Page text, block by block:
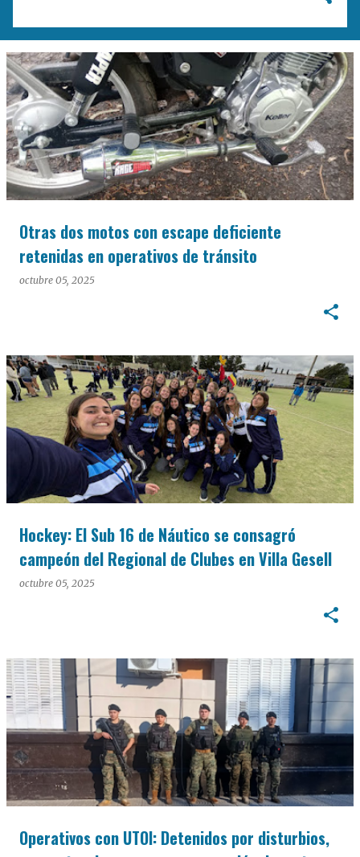
Desarrollamos una interfaz más ágil, moderna e
intuitiva, pensada para optimizar la navegación desde
cualquier dispositivo, facilitar el acceso a las noticias
locales y potenciar la interacción de los lectores con
nuestros contenidos.
Otras dos motos con escape deficiente
retenidas en operativos de tránsito
octubre 05, 2025
Hockey: El Sub 16 de Náutico se consagró
campeón del Regional de Clubes en Villa Gesell
octubre 05, 2025
Operativos con UTOI: Detenidos por disturbios,